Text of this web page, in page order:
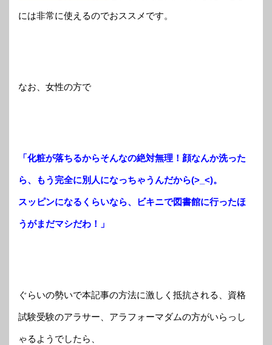
には非常に使えるのでおススメです。
なお、女性の方で
「化粧が落ちるからそんなの絶対無理！顔なんか洗った
ら、もう完全に別人になっちゃうんだから(>_<)。
スッピンになるくらいなら、ビキニで図書館に行ったほ
うがまだマシだわ！」
ぐらいの勢いで本記事の方法に激しく抵抗される、資格
試験受験のアラサー、アラフォーマダムの方がいらっし
ゃるようでしたら、